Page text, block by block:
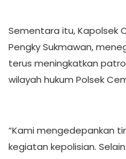
Sementara itu, Kapolsek
Pengky Sukmawan,
terus meningkatkan
wilayah hukum Polsek
“Kami mengedepankan
kegiatan kepolisian.